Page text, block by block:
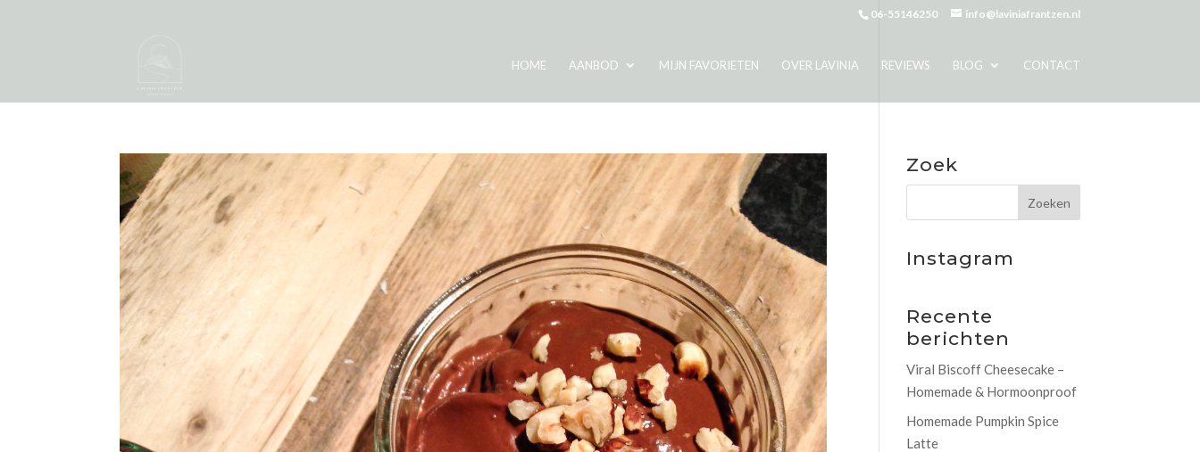
06-55146250 info@laviniafrantzen.nl
HOME AANBOD MIJN FAVORIETEN OVER LAVINIA REVIEWS BLOG CONTACT
Zoek
Instagram
Recente
berichten
Viral Biscoff Cheesecake –
Homemade & Hormoonproof
Homemade Pumpkin Spice
Latte